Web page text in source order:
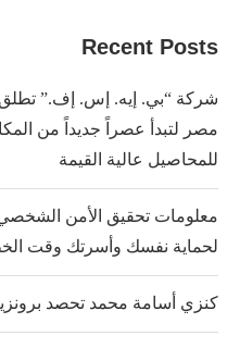
Recent Posts
مصر لتبدأ عصراً جديداً من
للمحاصيل عالية القيمة
معلومات تحقيق الأمن الشخصي
لحماية نفسك وأسرتك وقت
كنزي أسامة محمد تحصد برونزية